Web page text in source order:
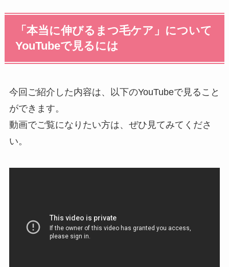
「本当に伸びるまつ毛ケア」について
YouTubeで見るには
今回ご紹介した内容は、以下のYouTubeで見ること
ができます。
動画でご覧になりたい方は、ぜひ見てみてくださ
い。